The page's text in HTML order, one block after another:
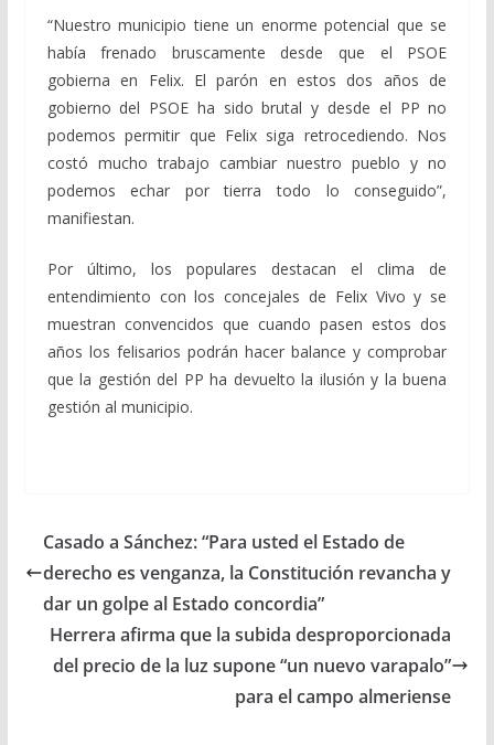
“Nuestro municipio tiene un enorme potencial que se
había frenado bruscamente desde que el PSOE
gobierna en Felix. El parón en estos dos años de
gobierno del PSOE ha sido brutal y desde el PP no
podemos permitir que Felix siga retrocediendo. Nos
costó mucho trabajo cambiar nuestro pueblo y no
podemos echar por tierra todo lo conseguido”,
manifiestan.
Por último, los populares destacan el clima de
entendimiento con los concejales de Felix Vivo y se
muestran convencidos que cuando pasen estos dos
años los felisarios podrán hacer balance y comprobar
que la gestión del PP ha devuelto la ilusión y la buena
gestión al municipio.
Casado a Sánchez: “Para usted el Estado de
derecho es venganza, la Constitución revancha y
dar un golpe al Estado concordia”
Herrera afirma que la subida desproporcionada
del precio de la luz supone “un nuevo varapalo”
para el campo almeriense